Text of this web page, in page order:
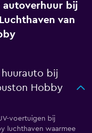
autoverhuur bij
van
bij
Hobby
voertuigen bij
luchthaven waarmee